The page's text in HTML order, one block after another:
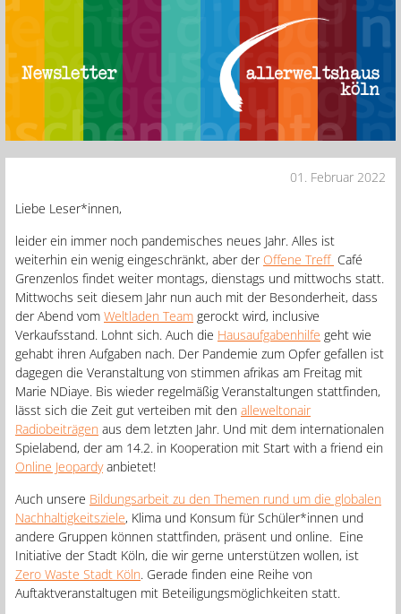
01. Februar 2022
Liebe Leser*innen,
leider ein immer noch pandemisches neues Jahr. Alles ist
weiterhin ein wenig eingeschränkt, aber der Offene Treff Café
Grenzenlos findet weiter montags, dienstags und mittwochs statt.
Mittwochs seit diesem Jahr nun auch mit der Besonderheit, dass
der Abend vom Weltladen Team gerockt wird, inclusive
Verkaufsstand. Lohnt sich. Auch die Hausaufgabenhilfe geht wie
gehabt ihren Aufgaben nach. Der Pandemie zum Opfer gefallen ist
dagegen die Veranstaltung von stimmen afrikas am Freitag mit
Marie NDiaye. Bis wieder regelmäßig Veranstaltungen stattfinden,
lässt sich die Zeit gut verteiben mit den alleweltonair
Radiobeiträgen aus dem letzten Jahr. Und mit dem internationalen
Spielabend, der am 14.2. in Kooperation mit Start with a friend ein
Online Jeopardyanbietet!
Auch unsere Bildungsarbeit zu den Themen rund um die globalen
Nachhaltigkeitsziele, Klima und Konsum für Schüler*innen und
andere Gruppen können stattfinden, präsent und online. Eine
Initiative der Stadt Köln, die wir gerne unterstützen wollen, ist
Zero Waste Stadt Köln. Gerade finden eine Reihe von
Auftaktveranstaltugen mit Beteiligungsmöglichkeiten statt.